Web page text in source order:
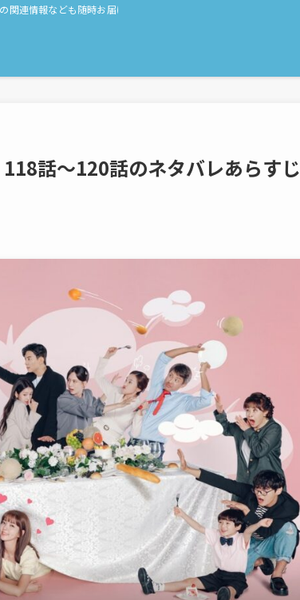
連情報なども随時お届け！
話〜120話のネタバレあらすじ